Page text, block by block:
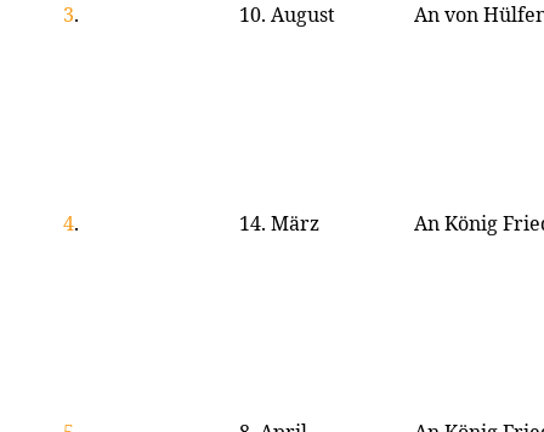
3. 10. August An von
4. 14. März An König